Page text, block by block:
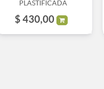
PLASTIFICADA
$430,00